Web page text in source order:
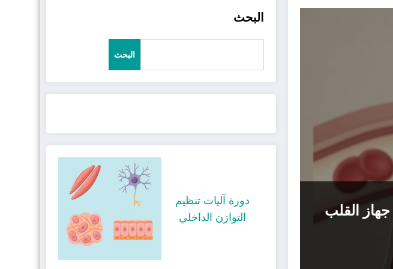
القلب
البحث
البحث
دورة آليات تنظيم
التوازن الداخلي